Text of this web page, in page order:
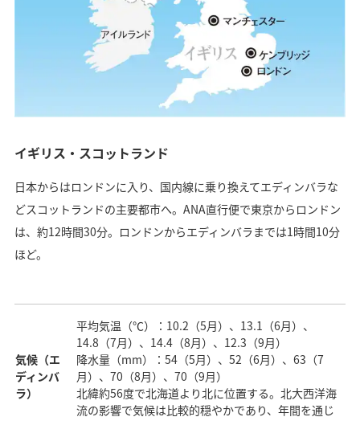
イギリス・スコットランド
日本からはロンドンに入り、国内線に乗り換えてエディンバラな
どスコットランドの主要都市へ。ANA直行便で東京からロンドン
は、約12時間30分。ロンドンからエディンバラまでは1時間10分
ほど。
気候（エ
ディンバ
ラ）
平均気温（℃）：10.2（5月）、13.1（6月）、
14.8（7月）、14.4（8月）、12.3（9月）
降水量（mm）：54（5月）、52（6月）、63（7
月）、70（8月）、70（9月）
北緯約56度で北海道より北に位置する。北大西洋海
流の影響で気候は比較的穏やかであり、年間を通じ